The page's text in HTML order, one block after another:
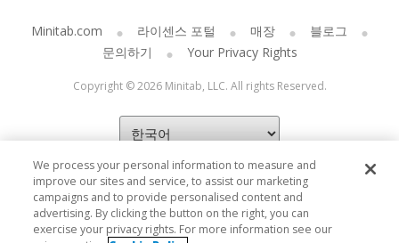
Minitab.com 라이센스 포털 매장
블로그
문의하기
Your Privacy Rights
Copyright © 2026 Minitab, LLC. All rights Reserved.
We process your personal information to measure and
improve our sites and service, to assist our marketing
campaigns and to provide personalised content and
advertising. By clicking the button on the right, you can
exercise your privacy rights. For more information see our